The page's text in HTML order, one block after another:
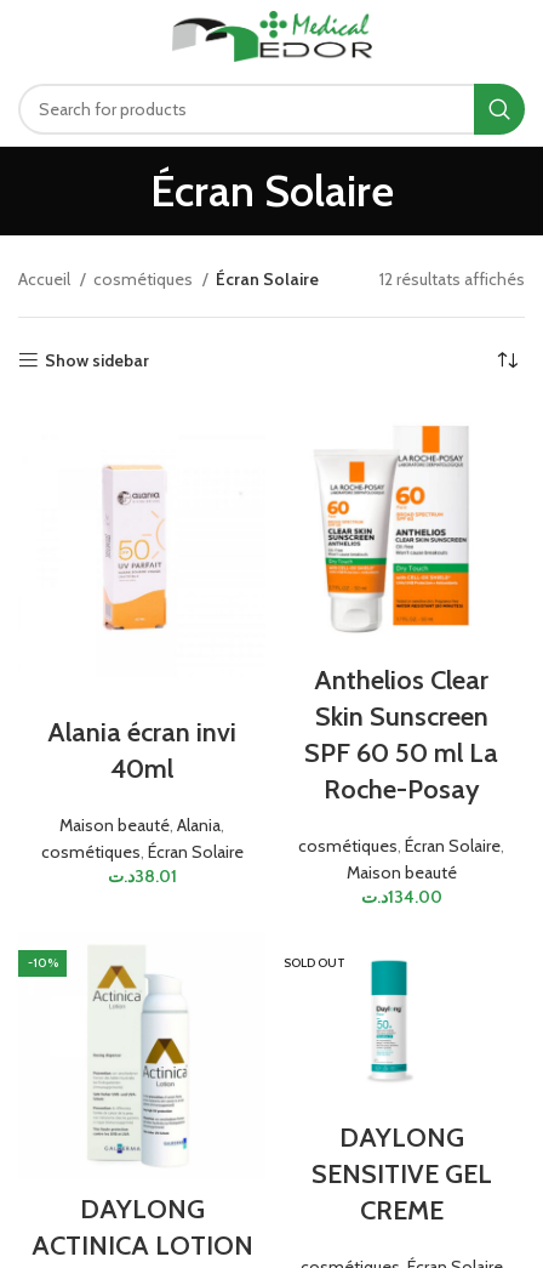
Écran Solaire
Accueil cosmétiques Écran Solaire 12 résultats affichés
Show sidebar
Alania écran invi
40ml
Maison beauté, Alania,
cosmétiques, Écran Solaire
38.01د.ت
Anthelios Clear
Skin Sunscreen
SPF 60 50 ml La
Roche-Posay
cosmétiques, Écran Solaire,
Maison beauté
134.00د.ت
-10%
DAYLONG
ACTINICA LOTION
SOLD OUT
DAYLONG
SENSITIVE GEL
CREME